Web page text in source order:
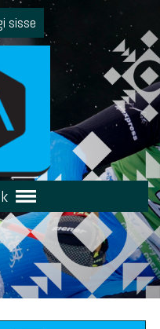
sisse